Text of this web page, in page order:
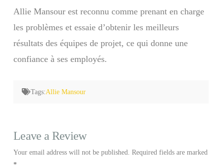
Allie Mansour est reconnu comme prenant en charge
les problèmes et essaie d’obtenir les meilleurs
résultats des équipes de projet, ce qui donne une
confiance à ses employés.
Tags:Allie Mansour
Leave a Review
Your email address will not be published. Required fields are marked
*